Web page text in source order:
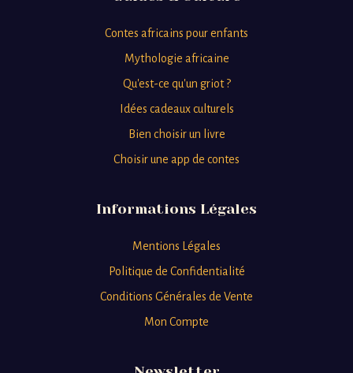
Contes africains pour enfants
Mythologie africaine
Qu'est-ce qu'un griot ?
Idées cadeaux culturels
Bien choisir un livre
Choisir une app de contes
Informations Légales
Mentions Légales
Politique de Confidentialité
Conditions Générales de Vente
Mon Compte